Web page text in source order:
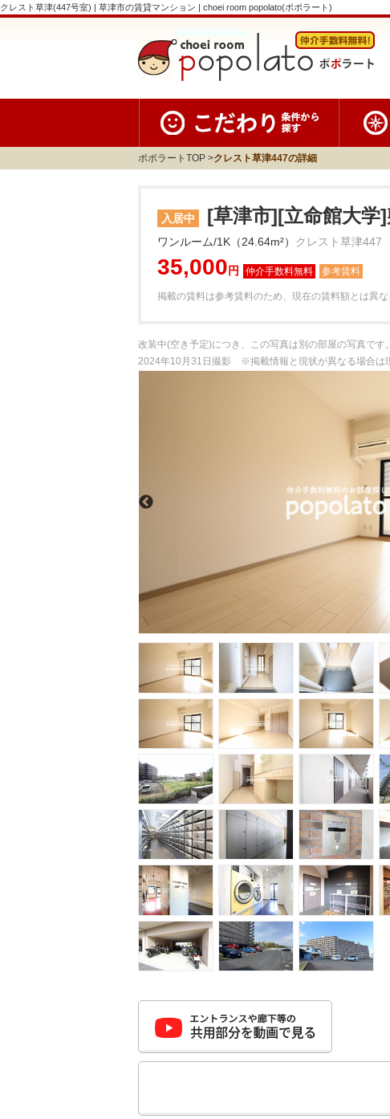
クレスト草津(447号室) | 草津市の賃貸マンション | choei room popolato(ポポラート)
ポポラートTOP クレスト草津447の詳細
入居中 [草津市][立命館大学
ワンルーム/1K（24.64m²） クレスト草津447
35,000 円 参考賃料
掲載の賃料は参考賃料のため、現在の賃料額とは異な
改装中(空き予定)につき、この写真は別の部屋の写真です。
2024年10月31日撮影 ※掲載情報と現状が異なる場合は